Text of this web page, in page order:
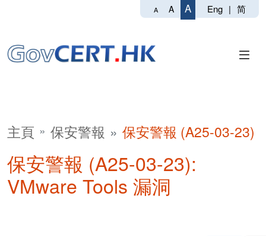
A A A Eng | 简
主頁 保安警報 保安警報 (A25-03-23)
保安警報 (A25-03-23):
VMware Tools 漏洞